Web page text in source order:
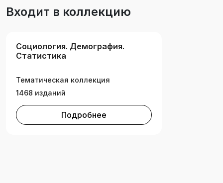
каждое из которых показывает, в каких
бюрократии остро не хватает.
Входит в коллекцию
Социология. Демография.
Статистика
Тематическая коллекция
1468 изданий
Подробнее